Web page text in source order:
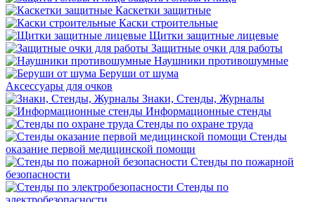
Каскетки защитные
Каски строительные
Щитки защитные лицевые
Защитные очки для работы
Наушники противошумные
Беруши от шума
Аксессуары для очков
Знаки, Стенды, Журналы
Информационные стенды
Стенды по охране труда
Стенды
оказание первой медицинской помощи
Стенды по пожарной
безопасности
Стенды по
электробезопасности